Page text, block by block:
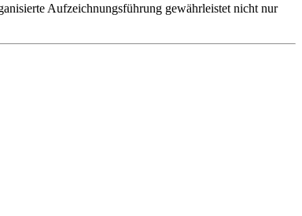
Aufzeichnungsführung gewährleistet nicht nur